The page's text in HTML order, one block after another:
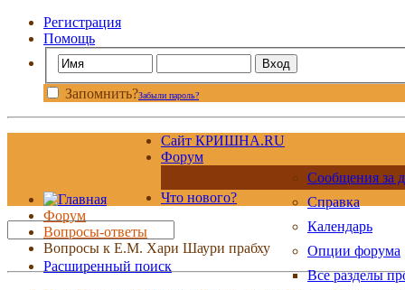
Регистрация
Помощь
Запомнить?Забыли пароль?
Сайт КРИШНА.RU
Форум
Сообщения за
Справка
Календарь
Опции форума
Все разделы
Что нового?
Расширенный поиск
Форум
Вопросы-ответы
Вопросы к Е.М. Хари Шаури прабху